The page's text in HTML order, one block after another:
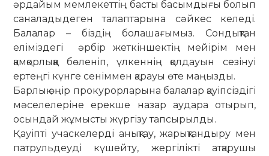
әрдайым мемлекеттің басты басымдығы болып
саналадыдеген талаптарына сәйкес келеді.
Балалар – біздің болашағымыз. Сондықтан
еліміздегі әрбір жеткіншектің мейірім мен
қамқорлыққа бөленіп, үлкеннің қолдауын сезінуі
ертеңгі күнге сеніммен қарауы өте маңызды.
Барлық өңір прокурорларына балалар қауіпсіздігі
мәселелеріне ерекше назар аудара отырып,
осындай жұмысты жүргізу тапсырылды.
Қауіпті учаскелерді анықтау, жарықтандыру мен
патрульдеуді күшейту, жергілікті атқарушы